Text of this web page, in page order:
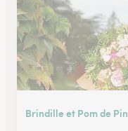
Brindille et Pom de Pin